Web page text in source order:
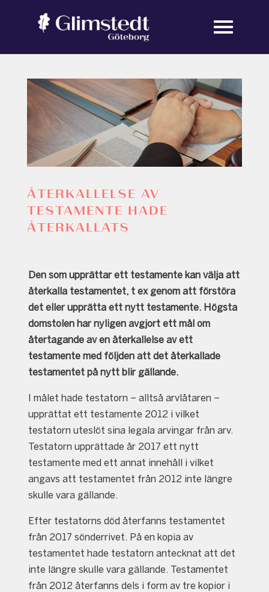
ÅTERKALLELSE AV
TESTAMENTE HADE
ÅTERKALLATS
Den som upprättar ett testamente kan välja att
återkalla testamentet, t ex genom att förstöra
det eller upprätta ett nytt testamente. Högsta
domstolen har nyligen avgjort ett mål om
återtagande av en återkallelse av ett
testamente med följden att det återkallade
testamentet på nytt blir gällande.
I målet hade testatorn – alltså arvlåtaren –
upprättat ett testamente 2012 i vilket
testatorn uteslöt sina legala arvingar från arv.
Testatorn upprättade år 2017 ett nytt
testamente med ett annat innehåll i vilket
angavs att testamentet från 2012 inte längre
skulle vara gällande.
Efter testatorns död återfanns testamentet
från 2017 sönderrivet. På en kopia av
testamentet hade testatorn antecknat att det
inte längre skulle vara gällande. Testamentet
från 2012 återfanns dels i form av tre kopior i